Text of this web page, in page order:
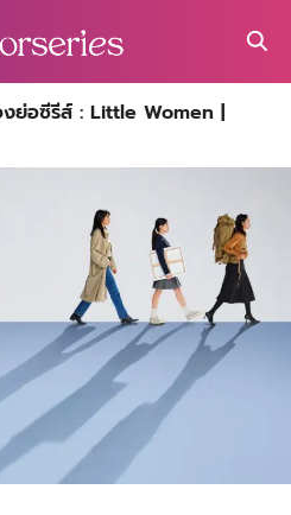
งย่อซีรีส์ : Little Women |